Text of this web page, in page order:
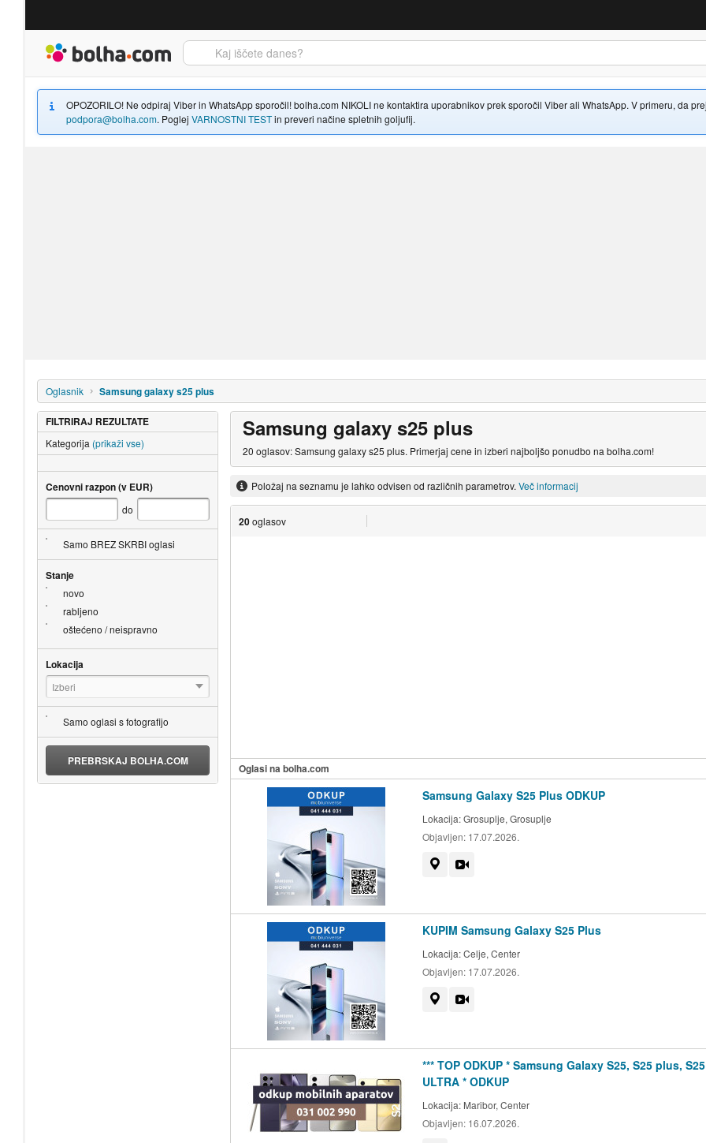
OPOZORILO! Ne odpiraj Viber in WhatsApp sporočil! bolha.com NIKOLI ne kontaktira uporabnikov prek sporočil Viber ali WhatsApp. V primeru, da
podpora@bolha.com. Poglej VARNOSTNI TESTin preveri načine spletnih goljufij.
Oglasnik Samsung galaxy s25 plus
Samsung galaxy s25 plus
20 oglasov: Samsung galaxy s25 plus. Primerjaj cene in izberi najboljšo ponudbo na bolha.com!
Položaj na seznamu je lahko odvisen od različnih parametrov. Več informacij
20oglasov
Oglasi na bolha.com
Samsung Galaxy S25 Plus ODKUP
Lokacija:Grosuplje, Grosuplje
Objavljen: 17.07.2026.
KUPIM Samsung Galaxy S25 Plus
Lokacija:Celje, Center
Objavljen: 17.07.2026.
*** TOP ODKUP * Samsung Galaxy S25, S25 plus, S25
ULTRA * ODKUP
Lokacija: Maribor, Center
Objavljen: 16.07.2026.
FILTRIRAJ REZULTATE
Kategorija (prikaži vse)
Cenovni razpon (v EUR)
do
Samo BREZ SKRBI oglasi
Stanje
novo
rabljeno
oštećeno / neispravno
Lokacija
Izberi
Samo oglasi s fotografijo
PREBRSKAJ BOLHA.COM